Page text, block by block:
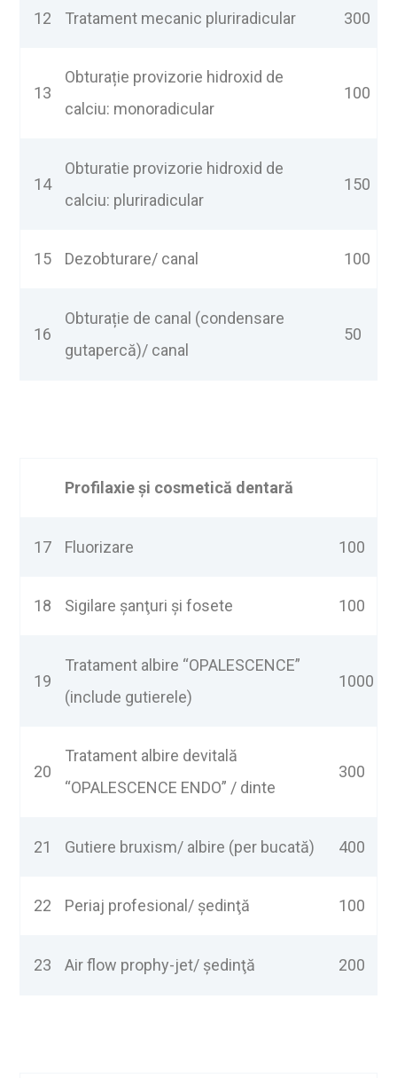
12 Tratament mecanic pluriradicular 300
13
Obturație provizorie hidroxid de
calciu: monoradicular
100
14
Obturatie provizorie hidroxid de
calciu: pluriradicular
150
15 Dezobturare/ canal 100
16
Obturație de canal (condensare
gutapercă)/ canal
50
Profilaxieși cosmetică dentară
17 Fluorizare 100
18 Sigilare şanţuri şi fosete 100
19
Tratament albire “OPALESCENCE”
(include gutierele)
1000
20
Tratament albire devitală
“OPALESCENCE ENDO” / dinte
300
21 Gutiere bruxism/ albire (per bucată) 400
22 Periaj profesional/ şedinţă 100
23 Air flow prophy-jet/ şedinţă 200